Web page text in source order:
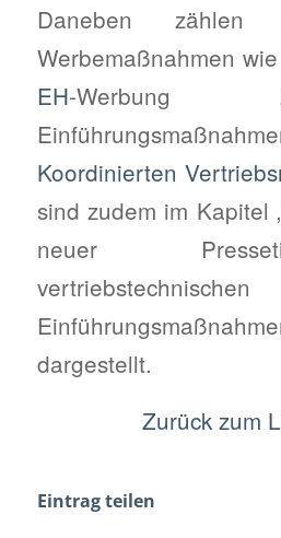
Daneben zählen
Werbemaßnahmen
EH-
Koordinierten
sind zudem im Kapitel
neuer
vertriebstechnischen
dargestellt.
Zurück zum
Eintrag teilen